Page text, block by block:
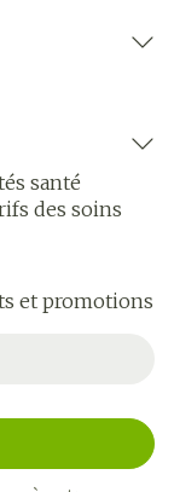
santé
des soins
et promotions